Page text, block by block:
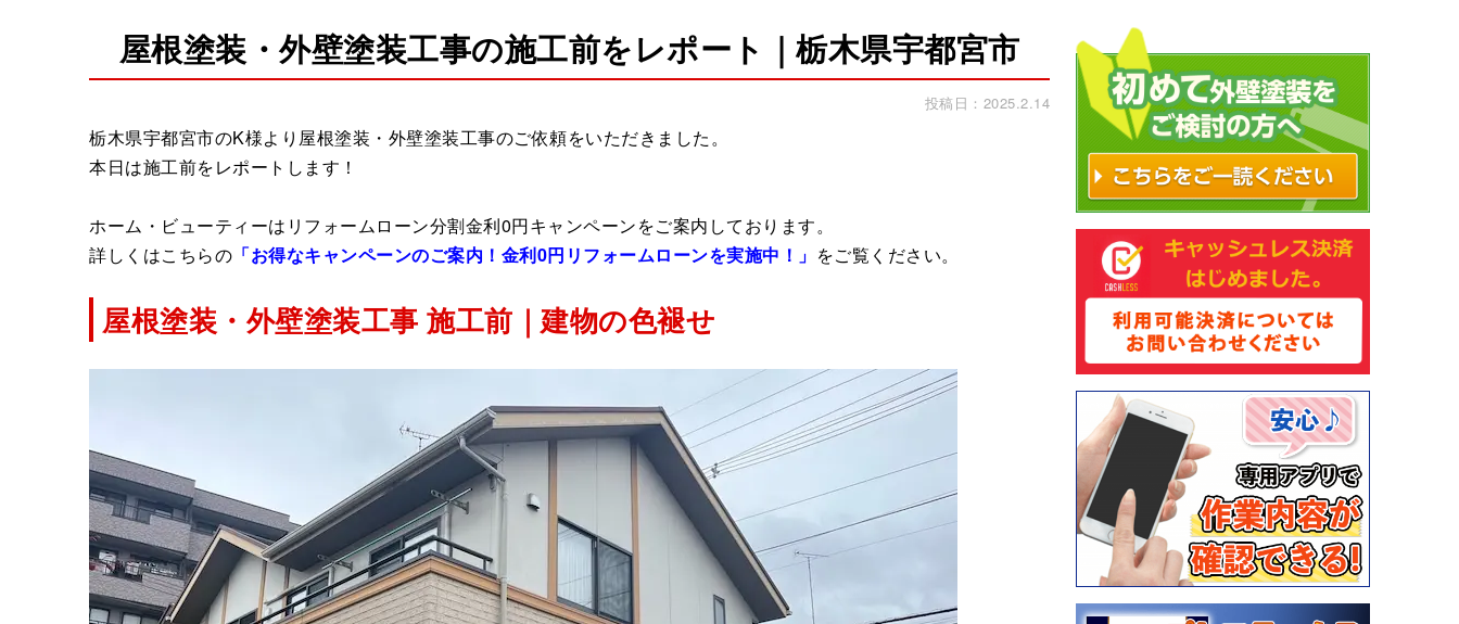
屋根塗装・外壁塗装工事の施工前をレポート｜栃木県宇都宮市
投稿日：2025.2.14
栃木県宇都宮市のK様より屋根塗装・外壁塗装工事のご依頼をいただきました。
本日は施工前をレポートします！
ホーム・ビューティーはリフォームローン分割金利0円キャンペーンをご案内しております。
詳しくはこちらの 「お得なキャンペーンのご案内！金利0円リフォームローンを実施中！」 をご覧ください。
屋根塗装・外壁塗装工事 施工前｜建物の色褪せ